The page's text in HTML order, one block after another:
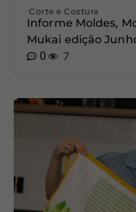
Corte e Costura
Informe Moldes,
Mukai edição
0
7